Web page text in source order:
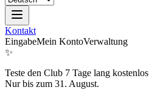
Kontakt
EingabeMein KontoVerwaltung
✨
Teste den Club 7 Tage lang kostenlos
Nur bis zum 31. August.